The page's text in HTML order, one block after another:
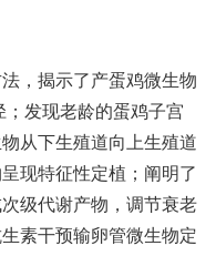
，揭示了产蛋鸡微生物
；发现老龄的蛋鸡子宫
从下生殖道向上生殖道
现特征性定植；阐明了
级代谢产物，调节衰老
素干预输卵管微生物定